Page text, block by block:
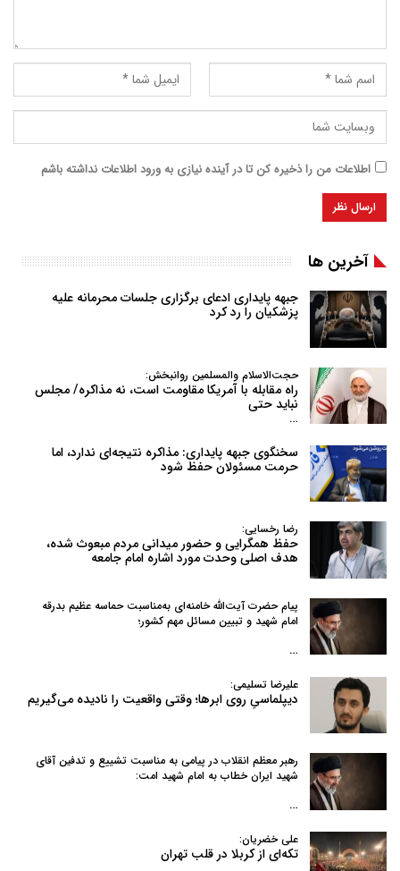
اطلاعات من را ذخیره کن تا در آینده نیازی به ورود اطلاعات نداشته باشم
آخرین ها
جبهه پایداری ادعای برگزاری جلسات محرمانه علیه
پزشکیان را رد کرد
حجت‌الاسلام والمسلمین روانبخش:
راه مقابله با آمریکا مقاومت است، نه مذاکره/ مجلس
نباید حتی
…
سخنگوی جبهه پایداری: مذاکره نتیجه‌ای ندارد، اما
حرمت مسئولان حفظ شود
رضا رخسایی:
حفظ همگرایی و حضور میدانی مردم مبعوث شده،
هدف اصلی وحدت مورد اشاره امام جامعه
پیام حضرت آیت‌الله خامنه‌ای به‌مناسبت حماسه عظیم بدرقه
امام شهید و تبیین مسائل مهم کشور؛
…
علیرضا تسلیمی:
دیپلماسیِ روی ابرها؛ وقتی واقعیت را نادیده می‌گیریم
رهبر معظم انقلاب در پیامی به‌ مناسبت تشییع و تدفین آقای
شهید ایران خطاب به امام شهید امت:
…
علی خضریان:
تکه‌ای از کربلا در قلب تهران